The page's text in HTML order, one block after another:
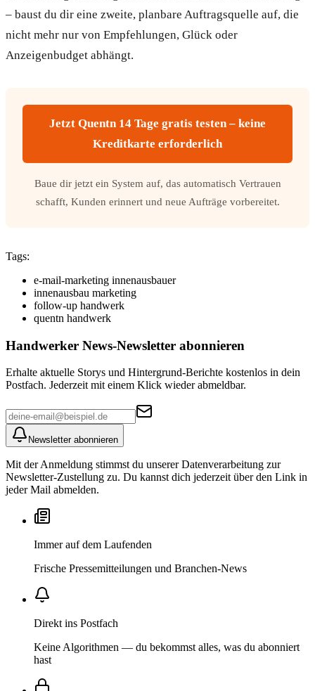
– baust du dir eine zweite, planbare Auftragsquelle auf, die
nicht mehr nur von Empfehlungen, Glück oder
Anzeigenbudget abhängt.
Jetzt Quentn 14 Tage gratis testen – keine
Kreditkarte erforderlich
Baue dir jetzt ein System auf, das automatisch Vertrauen
schafft, Kunden erinnert und neue Aufträge vorbereitet.
Tags:
e-mail-marketing innenausbauer
innenausbau marketing
follow-up handwerk
quentn handwerk
Handwerker News-Newsletter abonnieren
Erhalte aktuelle Storys und Hintergrund-Berichte kostenlos in dein
Postfach. Jederzeit mit einem Klick wieder abmeldbar.
Newsletter abonnieren
Mit der Anmeldung stimmst du unserer Datenverarbeitung zur
Newsletter-Zustellung zu. Du kannst dich jederzeit über den Link in
jeder Mail abmelden.
Immer auf dem Laufenden
Frische Pressemitteilungen und Branchen-News
Direkt ins Postfach
Keine Algorithmen — du bekommst alles, was du abonniert
hast